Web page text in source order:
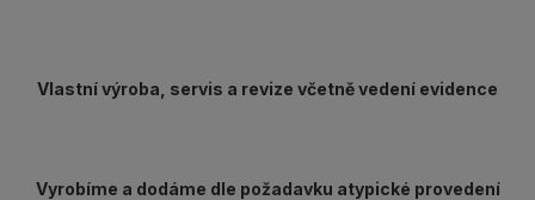
Vlastní výroba, servis a revize včetně vedení evidence
Vyrobíme a dodáme dle požadavku atypické provedení